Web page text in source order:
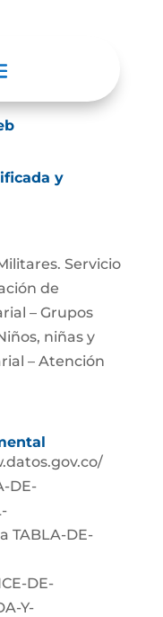
y
Servicio
de
– Grupos
niñas y
– Atención
DE-
TABLA-DE-
DE-
Y-